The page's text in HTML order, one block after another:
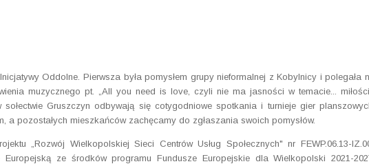
Oddolne. Pierwsza była pomysłem grupy nieformalnej z Kobylnicy i polegała
muzycznego pt. „All you need is love, czyli nie ma jasności w temacie...
Gruszczyn odbywają się cotygodniowe spotkania i turnieje gier
a pozostałych mieszkańców zachęcamy do zgłaszania swoich pomysłów.
„Rozwój Wielkopolskiej Sieci Centrów Usług Społecznych" nr FEWP.06.13-
Europejską ze środków programu Fundusze Europejskie dla Wielkopolski 2021-